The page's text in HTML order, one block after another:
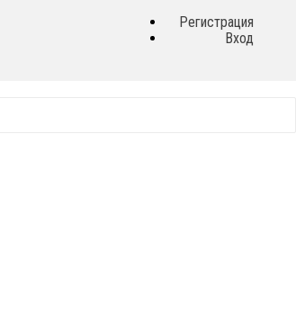
Регистрация
Вход